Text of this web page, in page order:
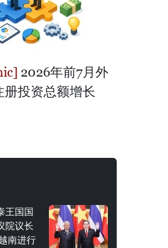
2026年前7月外
册投资总额增长
王国国
院议长
南进行